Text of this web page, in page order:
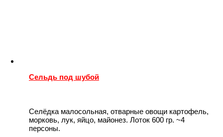
Сельдь под шубой
Селёдка малосольная, отварные овощи картофель,
морковь, лук, яйцо, майонез. Лоток 600 гр. ~4
персоны.